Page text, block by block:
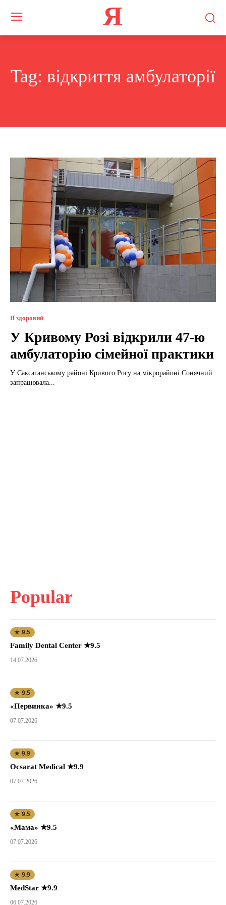
Я
Tag: відкриття амбулаторії
Я здоровий
У Кривому Розі відкрили 47-ю
амбулаторію сімейної практики
У Саксаганському районі Кривого Рогу на мікрорайоні Сонячний
запрацювала...
Popular
★ 9.5
Family Dental Center ★9.5
14.07.2026
★ 9.5
«Первинка» ★9.5
07.07.2026
★ 9.9
Ocsarat Medical ★9.9
07.07.2026
★ 9.5
«Мама» ★9.5
07.07.2026
★ 9.9
MedStar ★9.9
06.07.2026